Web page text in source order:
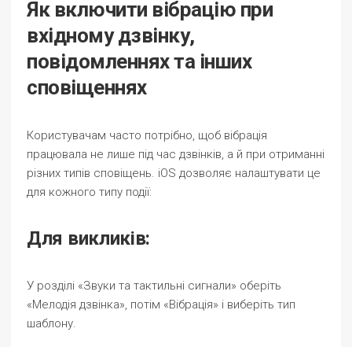
Як включити вібрацію при
вхідному дзвінку,
повідомленнях та інших
сповіщеннях
Користувачам часто потрібно, щоб вібрація
працювала не лише під час дзвінків, а й при отриманні
різних типів сповіщень. iOS дозволяє налаштувати це
для кожного типу події:
Для викликів:
У розділі «Звуки та тактильні сигнали» оберіть
«Мелодія дзвінка», потім «Вібрація» і виберіть тип
шаблону.